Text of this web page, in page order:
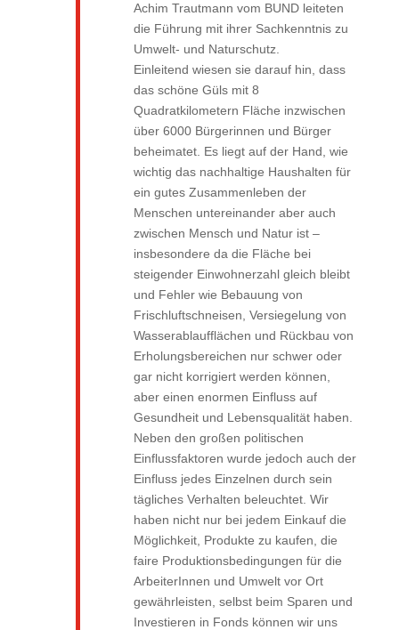
Achim Trautmann vom BUND leiteten
die Führung mit ihrer Sachkenntnis zu
Umwelt- und Naturschutz.
Einleitend wiesen sie darauf hin, dass
das schöne Güls mit 8
Quadratkilometern Fläche inzwischen
über 6000 Bürgerinnen und Bürger
beheimatet. Es liegt auf der Hand, wie
wichtig das nachhaltige Haushalten für
ein gutes Zusammenleben der
Menschen untereinander aber auch
zwischen Mensch und Natur ist –
insbesondere da die Fläche bei
steigender Einwohnerzahl gleich bleibt
und Fehler wie Bebauung von
Frischluftschneisen, Versiegelung von
Wasserablaufflächen und Rückbau von
Erholungsbereichen nur schwer oder
gar nicht korrigiert werden können,
aber einen enormen Einfluss auf
Gesundheit und Lebensqualität haben.
Neben den großen politischen
Einflussfaktoren wurde jedoch auch der
Einfluss jedes Einzelnen durch sein
tägliches Verhalten beleuchtet. Wir
haben nicht nur bei jedem Einkauf die
Möglichkeit, Produkte zu kaufen, die
faire Produktionsbedingungen für die
ArbeiterInnen und Umwelt vor Ort
gewährleisten, selbst beim Sparen und
Investieren in Fonds können wir uns